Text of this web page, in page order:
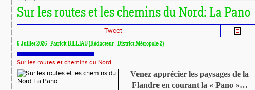
Sur les routes et les chemins du Nord: La Pano
Tweet
6 Juillet 2026 - Patrick BILLIAU (Rédacteur - District Métropole 2)
Sur les routes et chemins du Nord
Venez apprécier les paysages de la
Flandre en courant la « Pano »…